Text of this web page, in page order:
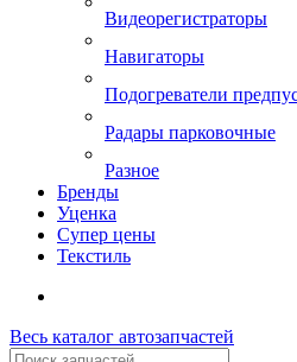
Видеорегистраторы
Навигаторы
Подогреватели
Радары парковочные
Разное
Бренды
Уценка
Супер цены
Текстиль
Весь каталог автозапчастей